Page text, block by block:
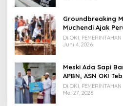
Groundbreaking
Muchendi Ajak
Timur Turut Bantu
Di OKI, PEMERINTAHAN
Juni 4, 2026
Meski Ada Sapi
APBN, ASN OKI
Tanpa Gunakan
Di OKI, PEMERINTAHAN
Mei 27, 2026